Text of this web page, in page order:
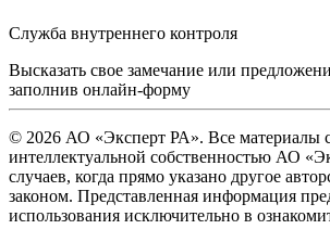
Служба внутреннего контроля
Высказать свое замечание или
заполнив онлайн-форму
© 2026 АО «Эксперт РА». Все материалы
интеллектуальной собственностью АО
случаев, когда прямо указано другое
законом. Представленная информация
использования исключительно в